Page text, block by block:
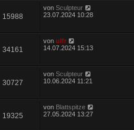
15988
von Sculpteur
23.07.2024 10:28
34161
von ulfr
14.07.2024 15:13
30727
von Sculpteur
10.06.2024 11:21
19325
von Blattspitze
27.05.2024 13:27